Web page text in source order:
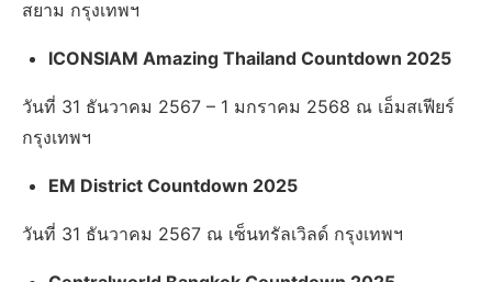
สยาม กรุงเทพฯ
ICONSIAM Amazing Thailand Countdown 2025
วันที่ 31 ธันวาคม 2567 – 1 มกราคม 2568 ณ เอ็มสเฟียร์
กรุงเทพฯ
EM District Countdown 2025
วันที่ 31 ธันวาคม 2567 ณ เซ็นทรัลเวิลด์ กรุงเทพฯ